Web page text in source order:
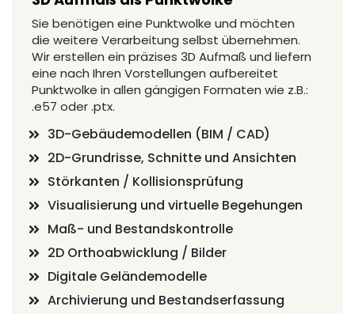
Sie benötigen eine Punktwolke und möchten
die weitere Verarbeitung selbst übernehmen.
Wir erstellen ein präzises 3D Aufmaß und liefern
eine nach Ihren Vorstellungen aufbereitet
Punktwolke in allen gängigen Formaten wie z.B.:
.e57 oder .ptx.
3D-Gebäudemodellen (BIM / CAD)
2D-Grundrisse, Schnitte und Ansichten
Störkanten / Kollisionsprüfung
Visualisierung und virtuelle Begehungen
Maß- und Bestandskontrolle
2D Orthoabwicklung / Bilder
Digitale Geländemodelle
Archivierung und Bestandserfassung